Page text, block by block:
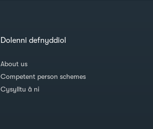
Dolenni defnyddiol
About us
Competent person schemes
Cysylltu â ni